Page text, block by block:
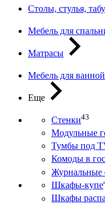
Столы, стулья,
Мебель для
Матрасы
Мебель для ванной
Еще
Стенки43
Модульные
Тумбы под
Комоды в
Журнальные
Шкафы-купе
Шкафы